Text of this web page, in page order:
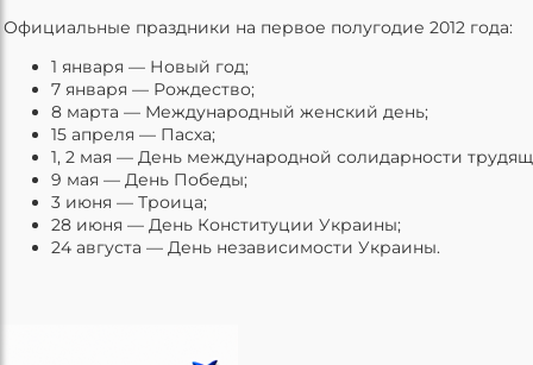
Официальные праздники на первое полугодие 2012 года:
1 января — Новый год;
7 января — Рождество;
8 марта — Международный женский день;
15 апреля — Пасха;
1, 2 мая — День международной солидарности
9 мая — День Победы;
3 июня — Троица;
28 июня — День Конституции Украины;
24 августа — День независимости Украины.